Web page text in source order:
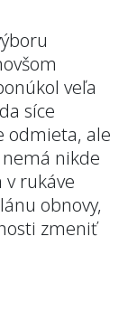
veľa
síce
odmieta, ale
nikde
v rukáve
obnovy,
zmeniť